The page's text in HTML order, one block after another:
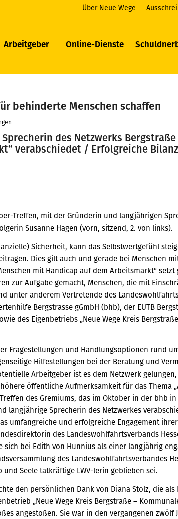
Über Neue Wege
Arbeitgeber Online-Dienste
behinderte Menschen schaffen
des Netzwerks Bergstraße
verabschiedet / Erfolgreiche
Treffen, mit der Gründerin und langjährigen
Susanne Hagen (vorn, sitzend, 2. von links).
Sicherheit, kann das Selbstwertgefühl
Dies gilt auch und gerade bei Menschen
mit Handicap auf dem Arbeitsmarkt“ setzt
zur Aufgabe gemacht, Menschen, die mit
unter anderem Vertretende des
Bergstrasse gGmbH (bhb), der EUTB
des Eigenbetriebs „Neue Wege Kreis
Fragestellungen und Handlungsoptionen rund
Hilfestellungen bei der Beratung und
Arbeitgeber ist es dem Netzwerk
öffentliche Aufmerksamkeit für das Thema
des Gremiums, das im Oktober in der bhb
langjährige Sprecherin des Netzwerkes
umfangreiche und erfolgreiche Engagement
des Landeswohlfahrtsverbands
sich bei Edith von Hunnius als einer langjährig
des Landeswohlfahrtsverbandes
Seele tatkräftige LWV-lerin geblieben sei.
den persönlichen Dank von Diana Stolz, die als
„Neue Wege Kreis Bergstraße –
angestoßen. Sie war in den vergangenen zwölf